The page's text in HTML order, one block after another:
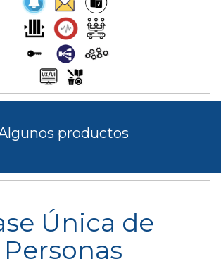
productos
Única de
Personas